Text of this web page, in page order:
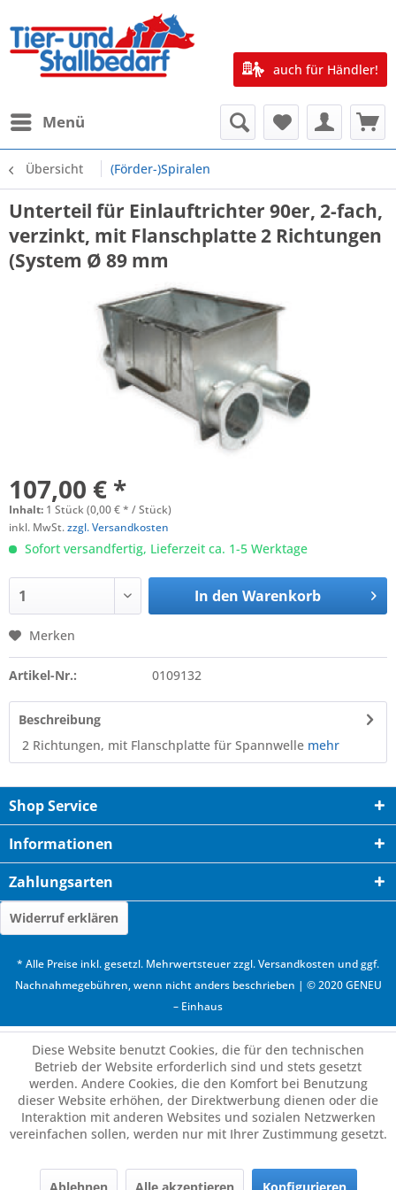
Menü
auch für Händler!
Übersicht (Förder-)Spiralen
Unterteil für Einlauftrichter 90er, 2-fach,
verzinkt, mit Flanschplatte 2 Richtungen
(System Ø 89 mm
107,00 € *
Inhalt: 1 Stück (0,00 € * / Stück)
inkl. MwSt.zzgl. Versandkosten
Sofort versandfertig, Lieferzeit ca. 1-5 Werktage
In den Warenkorb
Merken
Artikel-Nr.: 0109132
Beschreibung
2 Richtungen, mit Flanschplatte für Spannwelle mehr
Shop Service
Informationen
Zahlungsarten
Widerruf erklären
* Alle Preise inkl. gesetzl. Mehrwertsteuer zzgl.Versandkosten und ggf.
Nachnahmegebühren, wenn nicht anders beschrieben | © 2020 GENEU
– Einhaus
Diese Website benutzt Cookies, die für den technischen
Betrieb der Website erforderlich sind und stets gesetzt
werden. Andere Cookies, die den Komfort bei Benutzung
dieser Website erhöhen, der Direktwerbung dienen oder die
Interaktion mit anderen Websites und sozialen Netzwerken
vereinfachen sollen, werden nur mit Ihrer Zustimmung gesetzt.